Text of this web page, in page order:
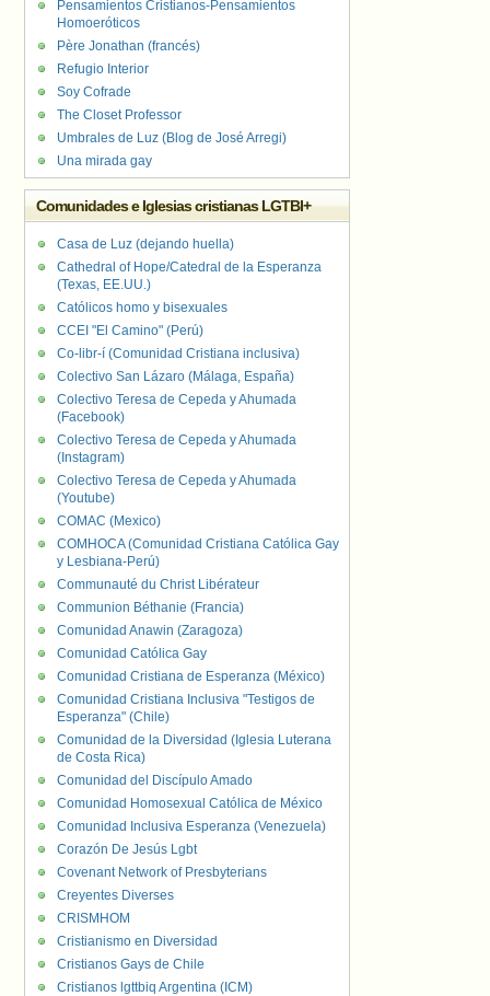
Pensamientos Cristianos-Pensamientos
Homoeróticos
Père Jonathan (francés)
Refugio Interior
Soy Cofrade
The Closet Professor
Umbrales de Luz (Blog de José Arregi)
Una mirada gay
Comunidades e Iglesias cristianas LGTBI+
Casa de Luz (dejando huella)
Cathedral of Hope/Catedral de la Esperanza
(Texas, EE.UU.)
Católicos homo y bisexuales
CCEI "El Camino" (Perú)
Co-libr-í (Comunidad Cristiana inclusiva)
Colectivo San Lázaro (Málaga, España)
Colectivo Teresa de Cepeda y Ahumada
(Facebook)
Colectivo Teresa de Cepeda y Ahumada
(Instagram)
Colectivo Teresa de Cepeda y Ahumada
(Youtube)
COMAC (Mexico)
COMHOCA (Comunidad Cristiana Católica Gay
y Lesbiana-Perú)
Communauté du Christ Libérateur
Communion Béthanie (Francia)
Comunidad Anawin (Zaragoza)
Comunidad Católica Gay
Comunidad Cristiana de Esperanza (México)
Comunidad Cristiana Inclusiva "Testigos de
Esperanza" (Chile)
Comunidad de la Diversidad (Iglesia Luterana
de Costa Rica)
Comunidad del Discípulo Amado
Comunidad Homosexual Católica de México
Comunidad Inclusiva Esperanza (Venezuela)
Corazón De Jesús Lgbt
Covenant Network of Presbyterians
Creyentes Diverses
CRISMHOM
Cristianismo en Diversidad
Cristianos Gays de Chile
Cristianos lgttbiq Argentina (ICM)